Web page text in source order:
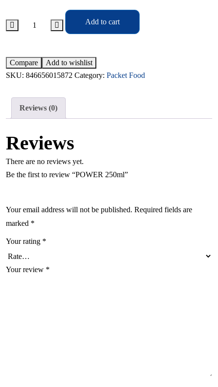
Add to cart
Compare
Add to wishlist
SKU: 846656015872 Category: Packet Food
Reviews (0)
Reviews
There are no reviews yet.
Be the first to review “POWER 250ml”
Your email address will not be published. Required fields are
marked *
Your rating *
Your review *